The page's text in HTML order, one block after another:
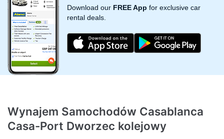
Download our FREE App for exclusive car
rental deals.
Wynajem Samochodów Casablanca
Casa-Port Dworzec kolejowy